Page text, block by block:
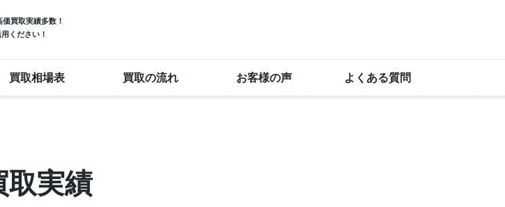
買取実績多数！
ください！
買取相場表 買取の流れ お客様の声 よくある質問
取実績